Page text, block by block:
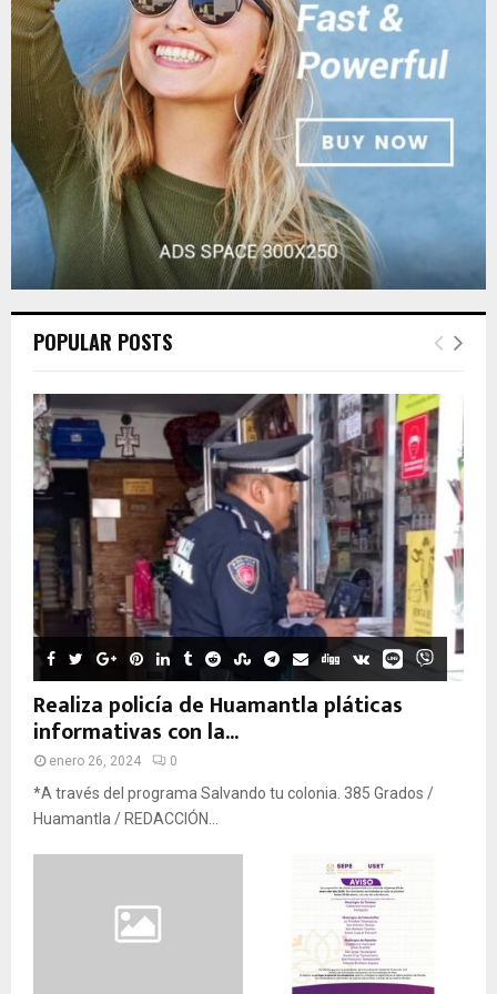
:
C
POPULAR POSTS
Realiza policía de Huamantla pláticas
informativas con la...
enero 26, 2024 0
*A través del programa Salvando tu colonia. 385 Grados /
Huamantla / REDACCIÓN...